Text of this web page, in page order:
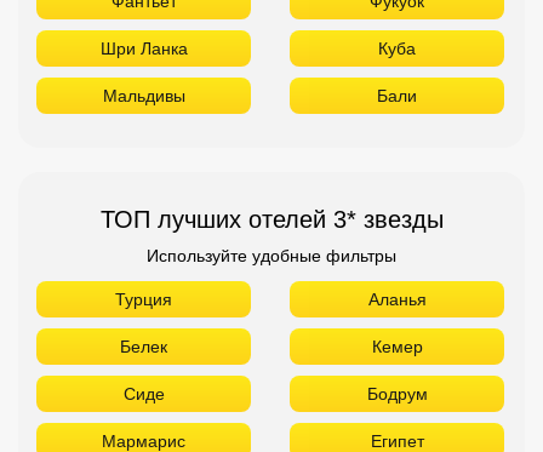
Шри Ланка Куба
Мальдивы Бали
ТОП лучших отелей 3* звезды
Используйте удобные фильтры
Турция Аланья
Белек Кемер
Сиде Бодрум
Мармарис Египет